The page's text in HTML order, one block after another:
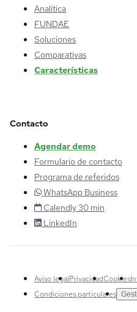
Analítica
FUNDAE
Soluciones
Comparativas
Características
Contacto
Agendar demo
Formulario de contacto
Programa de referidos
WhatsApp Business
Calendly 30 min
LinkedIn
Aviso legalPrivacidadCookies
Condiciones particulares